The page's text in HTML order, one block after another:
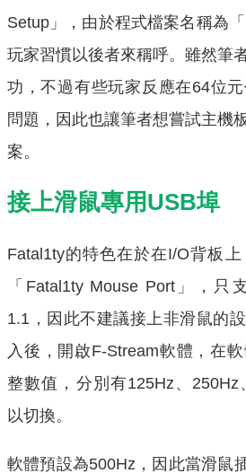
Setup」，由於程式檔案名稱為
玩家習慣以後者來稱呼。雖然筆
功，不過有些玩家反應在64位
問題，因此也讓筆者想嘗試主機
案。
接上滑鼠專用USB埠
Fatal1ty的特色在於在I/O背板
「Fatal1ty Mouse Port」，只
1.1，因此不建議接上非滑鼠的
入後，開啟F-Stream軟體，在
整數值，分別有125Hz、250Hz
以切換。
軟體預設為500Hz，因此當滑鼠